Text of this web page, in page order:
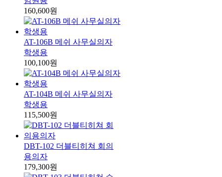
160,600원
AT-106B 메쉬 사무실의자
학생용
100,100원
AT-104B 메쉬 사무실의자
학생용
115,500원
DBT-102 더블티히쳐 회의
용의자
179,300원